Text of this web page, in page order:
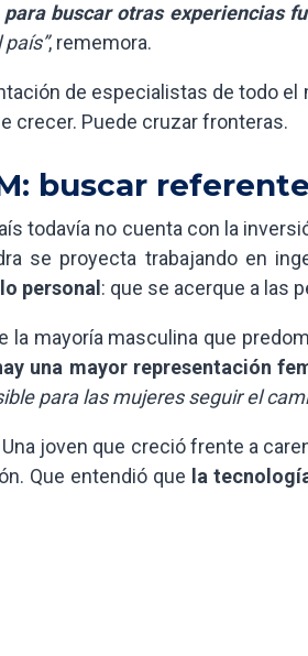
buscar otras experiencias
, rememora.
de especialistas de todo
crecer. Puede cruzar fronteras.
buscar
todavía no cuenta con la
se proyecta trabajando en
personal : que se acerque a las
mayoría masculina que
una mayor representación
para las mujeres seguir el
joven que creció frente a
Que entendió que la